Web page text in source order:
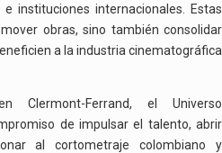
instituciones internacionales. Estas
obras, sino también consolidar
a la industria cinematográfica
Clermont-Ferrand, el Universo
de impulsar el talento, abrir
al cortometraje colombiano y